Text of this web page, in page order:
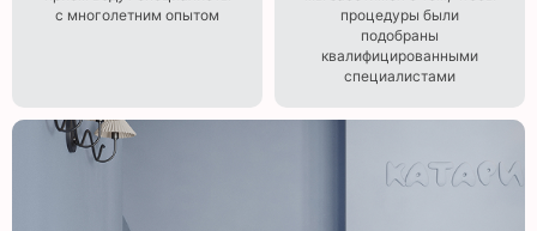
с многолетним опытом
процедуры были
подобраны
квалифицированными
специалистами